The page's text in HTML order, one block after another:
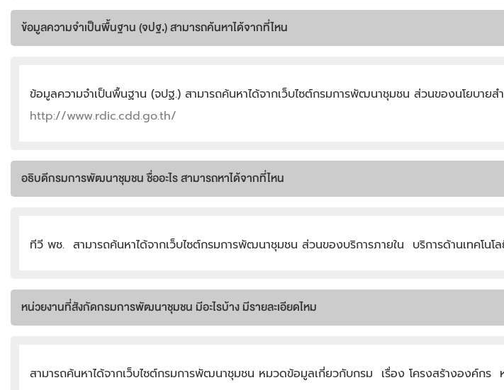
ข้อมูลความจำเป็นพื้นฐาน (จปฐ.) สามารถค้นหาได้จากที่ไหน
ข้อมูลความจำเป็นพื้นฐาน (จปฐ.) สามารถค้นหาได้จากเว็บไซต์กรมการพัฒนาชุมชน ส่วนของนโยบา
http://www.rdic.cdd.go.th/
อธิบดีกรมการพัฒนาชุมชน ชื่ออะไร สามารถหาได้จากที่ไหน
ทีวี พช. สามารถค้นหาได้จากเว็บไซต์กรมการพัฒนาชุมชน ส่วนของบริการภายใน บริการด้านเทคโนโ
หน่วยงานที่สังกัดกรมการพัฒนาชุมชน มีอะไรบ้าง มีรายละเอียดไหม
สามารถค้นหาได้จากเว็บไซต์กรมการพัฒนาชุมชน หมวดข้อมูลเกี่ยวกับกรม เรื่อง โครงสร้างองค์กร